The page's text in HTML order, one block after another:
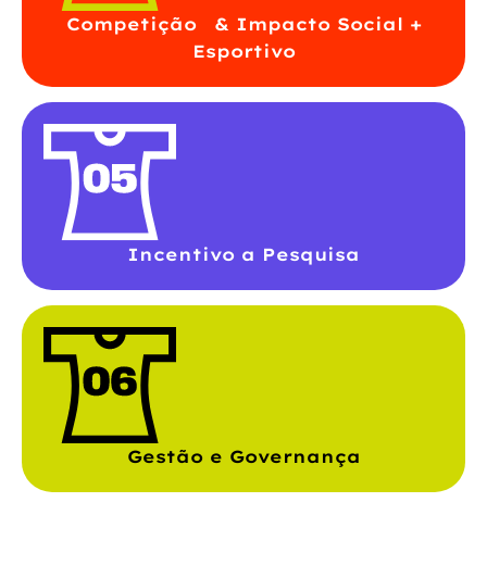
Competição & Impacto Social +
Esportivo
Incentivo a Pesquisa
Gestão e Governança